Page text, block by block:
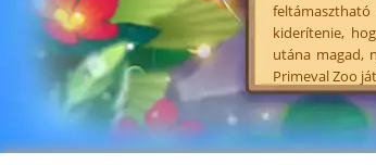
kiderítenie,
utána magad,
Primeval Zoo